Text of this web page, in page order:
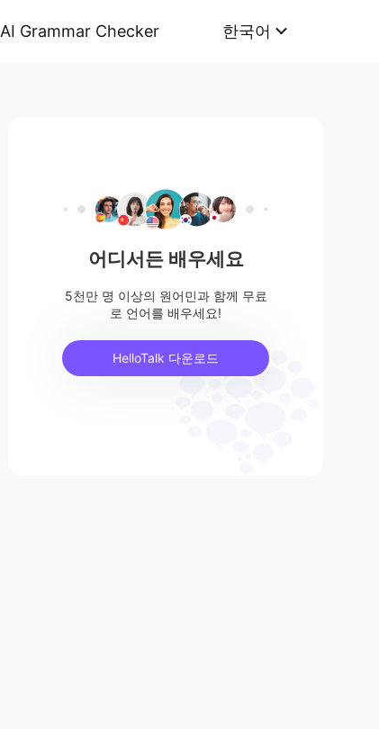
AI Grammar Checker 한국어
어디서든 배우세요
5천만 명 이상의 원어민과 함께 무료
로 언어를 배우세요!
HelloTalk 다운로드